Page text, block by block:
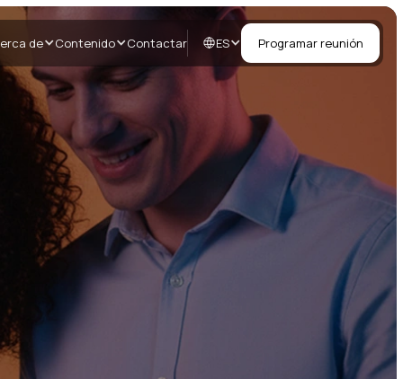
de Contenido Contactar ES Programar reunión